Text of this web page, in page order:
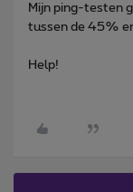
Mijn ping-testen
tussen de 45%
Help!